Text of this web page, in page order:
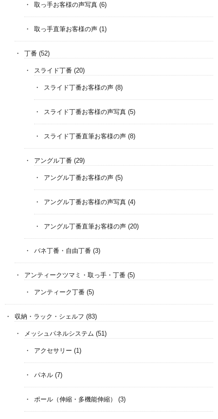
取っ手お客様の声写真 (6)
取っ手直筆お客様の声 (1)
丁番 (52)
スライド丁番 (20)
スライド丁番お客様の声 (8)
スライド丁番お客様の声写真 (5)
スライド丁番直筆お客様の声 (8)
アングル丁番 (29)
アングル丁番お客様の声 (5)
アングル丁番お客様の声写真 (4)
アングル丁番直筆お客様の声 (20)
バネ丁番・自由丁番 (3)
アンティークツマミ・取っ手・丁番 (5)
アンティーク丁番 (5)
収納・ラック・シェルフ (83)
メッシュパネルシステム (51)
アクセサリー (1)
パネル (7)
ポール（伸縮・多機能伸縮） (3)